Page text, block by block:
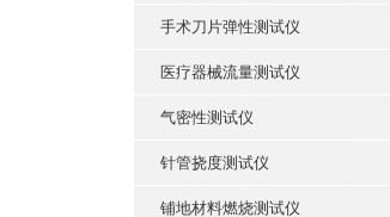
手术刀片弹性测试仪
医疗器械流量测试仪
气密性测试仪
针管挠度测试仪
铺地材料燃烧测试仪